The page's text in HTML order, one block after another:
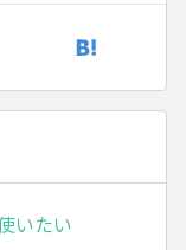
いたい